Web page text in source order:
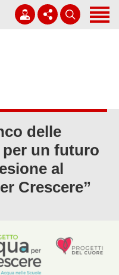
noi
delle
un futuro
al
Crescere”